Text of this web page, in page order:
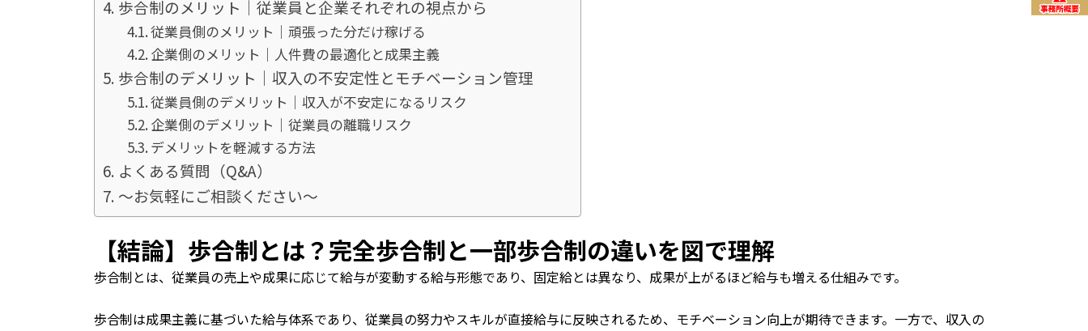
歩合制のメリット｜従業員と企業それぞれの視点から
従業員側のメリット｜頑張った分だけ稼げる
企業側のメリット｜人件費の最適化と成果主義
歩合制のデメリット｜収入の不安定性とモチベーション管理
従業員側のデメリット｜収入が不安定になるリスク
企業側のデメリット｜従業員の離職リスク
デメリットを軽減する方法
よくある質問（Q&A）
～お気軽にご相談ください～
【結論】歩合制とは？完全歩合制と一部歩合制の違いを図で理解
歩合制とは、従業員の売上や成果に応じて給与が変動する給与形態であり、固定給とは異なり、成果が上がるほど給与も増える仕組みです。
歩合制は成果主義に基づいた給与体系であり、従業員の努力やスキルが直接給与に反映されるため、モチベーション向上が期待できます。一方で、収入の